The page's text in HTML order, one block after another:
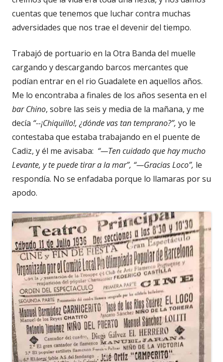
cuentas que tenemos que luchar contra muchas
adversidades que nos trae el devenir del tiempo.
Trabajó de portuario en la Otra Banda del muelle
cargando y descargando barcos mercantes que
podían entrar en el rio Guadalete en aquellos años.
Me lo encontraba a finales de los años sesenta en el
bar Chino, sobre las seis y media de la mañana, y me
decía “--¡Chiquillo!, ¿dónde vas tan temprano?”, yo le
contestaba que estaba trabajando en el puente de
Cadiz, y él me avisaba: “—Ten cuidado que hay mucho
Levante, y te puede tirar a la mar”, “—Gracias Loco”, le
respondía. No se enfadaba porque lo llamaras por su
apodo.